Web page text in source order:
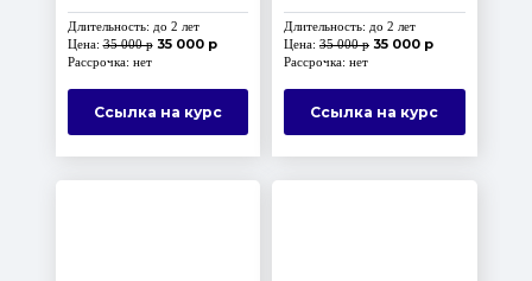
Длительность: до 2 лет
Цена:35 000 р 35 000 р
Рассрочка: нет
Ссылка на курс
Длительность: до 2 лет
Цена: 35 000 р 35 000 р
Рассрочка: нет
Ссылка на курс